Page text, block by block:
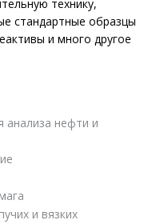
технику,
стандартные образцы
и много другое
анализа нефти и
и вязких